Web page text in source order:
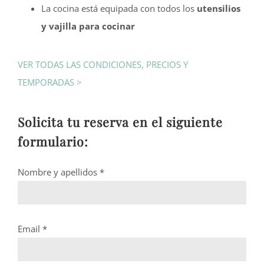
La cocina está equipada con todos los utensilios
y vajilla para cocinar
VER TODAS LAS CONDICIONES, PRECIOS Y
TEMPORADAS >
Solicita tu reserva en el siguiente
formulario:
Nombre y apellidos *
Email *